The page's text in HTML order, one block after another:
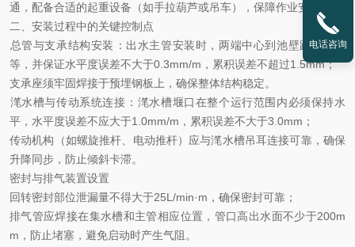
通，配备合适的起重设备（如手拉葫芦或吊车），保障作业安全。
二、安装过程中的关键控制点
总管与支承结构安装 ： 出水主管安装时，两端中心到池壁距离应相
等，并保证水平度误差不大于0.3mm/m ，累积误差不超过1.5mm；
支承座须牢固焊接于预埋钢板上，确保整体结构稳定。
滗水槽与传动系统连接 ： 滗水槽堰口在整个运行范围内必须保持水
平，水平度误差不应大于1.0mm/m ，累积误差不大于3.0mm ；
传动机构（如螺旋推杆、电动推杆）应与滗水槽吊耳连接可靠，确保
升降同步，防止倾斜卡滞。
密封与排气装置设置
回转密封部位泄漏量不得大于25L/min·m ，确保密封可靠；
排气管应焊接在集水槽和主管相应位置，管口高出水面不少于200m
m ，防止堵塞，避免启动时产生气阻。
电话咨询